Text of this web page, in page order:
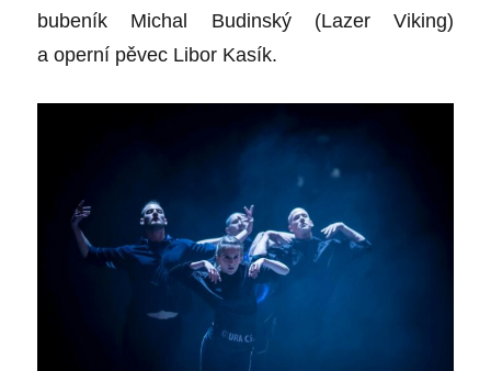
bubeník Michal Budinský (Lazer Viking)
a operní pěvec Libor Kasík.